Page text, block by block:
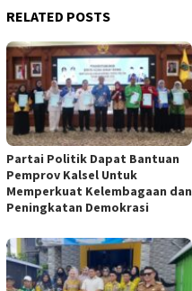
RELATED POSTS
Partai Politik Dapat Bantuan
Pemprov Kalsel Untuk
Memperkuat Kelembagaan dan
Peningkatan Demokrasi